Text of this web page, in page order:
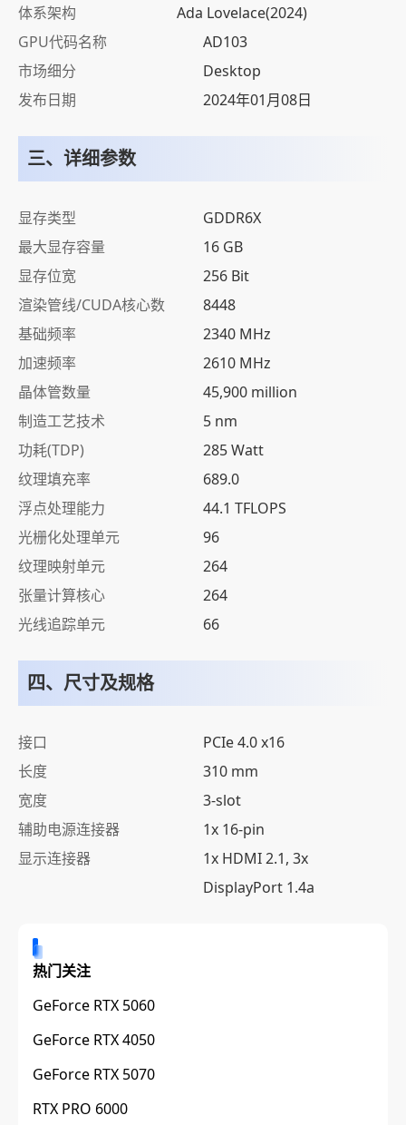
体系架构
Ada Lovelace(2024)
GPU代码名称
AD103
市场细分
Desktop
发布日期
2024年01月08日
三、详细参数
显存类型
GDDR6X
最大显存容量
16 GB
显存位宽
256 Bit
渲染管线/CUDA核心数
8448
基础频率
2340 MHz
加速频率
2610 MHz
晶体管数量
45,900 million
制造工艺技术
5 nm
功耗(TDP)
285 Watt
纹理填充率
689.0
浮点处理能力
44.1 TFLOPS
光栅化处理单元
96
纹理映射单元
264
张量计算核心
264
光线追踪单元
66
四、尺寸及规格
接口
PCIe 4.0 x16
长度
310 mm
宽度
3-slot
辅助电源连接器
1x 16-pin
显示连接器
1x HDMI 2.1, 3x
DisplayPort 1.4a
热门关注
GeForce RTX 5060
GeForce RTX 4050
GeForce RTX 5070
RTX PRO 6000